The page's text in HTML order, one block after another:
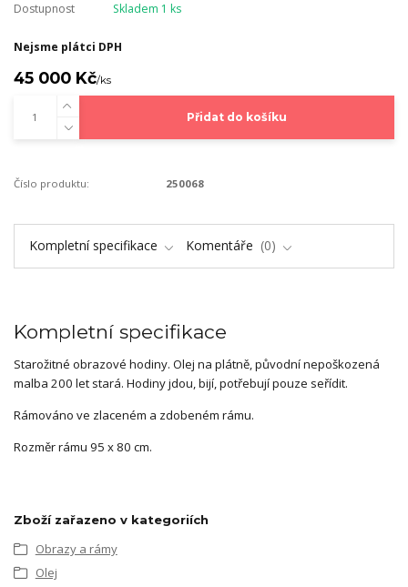
Dostupnost Skladem 1 ks
Nejsme plátci DPH
45 000 Kč/ks
Přidat do košíku
Číslo produktu: 250068
Kompletní specifikace Komentáře 0
Kompletní specifikace
Starožitné obrazové hodiny. Olej na plátně, původní nepoškozená
malba 200 let stará. Hodiny jdou, bijí, potřebují pouze seřídit.
Rámováno ve zlaceném a zdobeném rámu.
Rozměr rámu 95 x 80 cm.
Zboží zařazeno v kategoriích
Obrazy a rámy
Olej